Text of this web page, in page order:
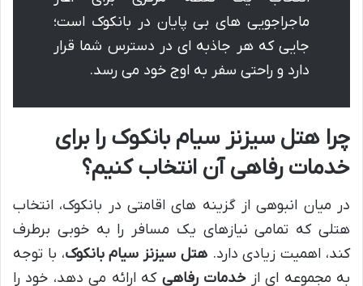
ماجراجویی های بی پایان در بانکوک است؛
جایی که هر جاذبه ای در دسترس شما قرار
دارد و راحتی سفر به اوج خود می رسد.
چرا هتل سیزنز سیام بانکوک را برای
خدمات رفاهی آن انتخاب کنیم؟
در میان انبوهی از گزینه های اقامتی در بانکوک، انتخاب
هتلی که تمامی نیازهای یک مسافر را به خوبی برطرف
کند، اهمیت زیادی دارد.هتل سیزنز سیام بانکوک، با توجه
به مجموعه ای ازخدمات رفاهی که ارائه می دهد، خود را